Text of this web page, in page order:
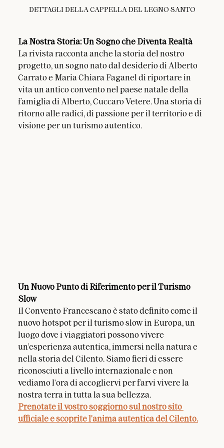
DETTAGLI DELLA CAPPELLA DEL LEGNO SANTO
La Nostra Storia: Un Sogno che Diventa Realtà
La rivista racconta anche la storia del nostro
progetto, un sogno nato dal desiderio di Alberto
Carrato e Maria Chiara Faganel di riportare in
vita un antico convento nel paese natale della
famiglia di Alberto, Cuccaro Vetere. Una storia di
ritorno alle radici, di passione per il territorio e di
visione per un turismo autentico.
Un Nuovo Punto di Riferimento per il Turismo
Slow
Il Convento Francescano è stato definito come il
nuovo hotspot per il turismo slow in Europa, un
luogo dove i viaggiatori possono vivere
un’esperienza autentica, immersi nella natura e
nella storia del Cilento. Siamo fieri di essere
riconosciuti a livello internazionale e non
vediamo l'ora di accogliervi per farvi vivere la
nostra terra in tutta la sua bellezza.
Prenotate il vostro soggiorno sul nostro sito
ufficiale e scoprite l'anima autentica del Cilento.